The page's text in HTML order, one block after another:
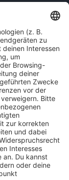
LEIPZIG